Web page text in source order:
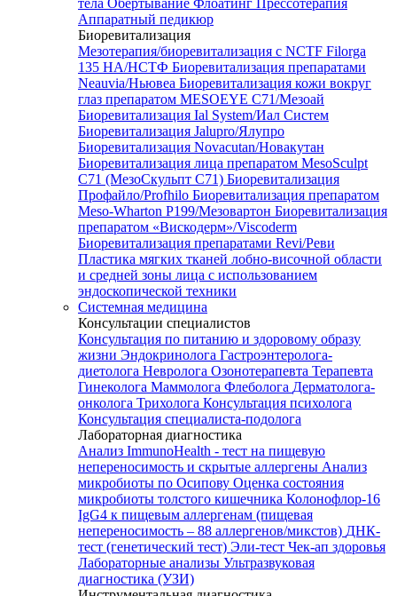
тела Обертывание Флоатинг Прессотерапия
Аппаратный педикюр
Биоревитализация
Мезотерапия/биоревитализация с NCTF Filorga
135 HA/НСТФ Биоревитализация препаратами
Neauvia/Ньювеа Биоревитализация кожи вокруг
глаз препаратом MESOEYE C71/Мезоай
Биоревитализация Ial System/Иал Систем
Биоревитализация Jalupro/Ялупро
Биоревитализация Novacutan/Новакутан
Биоревитализация лица препаратом MesoSculpt
C71 (МезоСкульпт С71) Биоревитализация
Профайло/Profhilo Биоревитализация препаратом
Meso-Wharton P199/Мезовартон Биоревитализация
препаратом «Вискодерм»/Viscoderm
Биоревитализация препаратами Revi/Реви
Пластика мягких тканей лобно-височной области
и средней зоны лица с использованием
эндоскопической техники
Системная медицина
Консультации специалистов
Консультация по питанию и здоровому образу
жизни Эндокринолога Гастроэнтеролога-
диетолога Невролога Озонотерапевта Терапевта
Гинеколога Маммолога Флеболога Дерматолога-
онколога Трихолога Консультация психолога
Консультация специалиста-подолога
Лабораторная диагностика
Анализ ImmunoHealth - тест на пищевую
непереносимость и скрытые аллергены Анализ
микробиоты по Осипову Оценка состояния
микробиоты толстого кишечника Колонофлор-16
IgG4 к пищевым аллергенам (пищевая
непереносимость – 88 аллергенов/микстов) ДНК-
тест (генетический тест) Эли-тест Чек-ап здоровья
Лабораторные анализы Ультразвуковая
диагностика (УЗИ)